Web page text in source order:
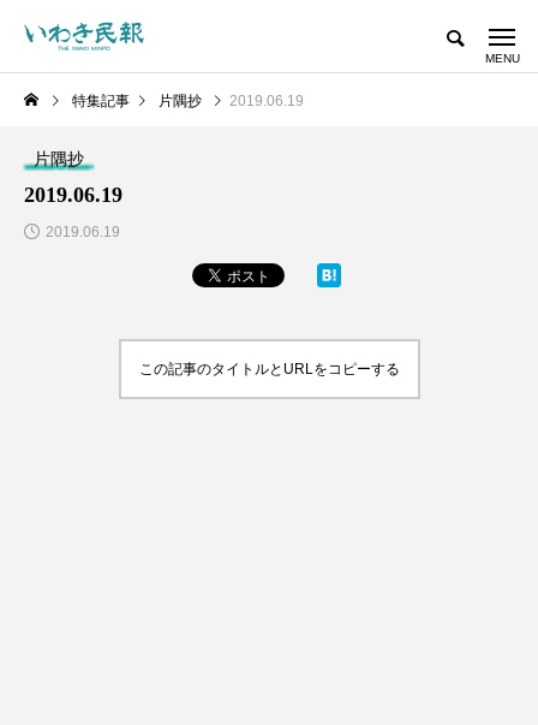
特集記事 片隅抄 2019.06.19
片隅抄
2019.06.19
2019.06.19
この記事のタイトルとURLをコピーする